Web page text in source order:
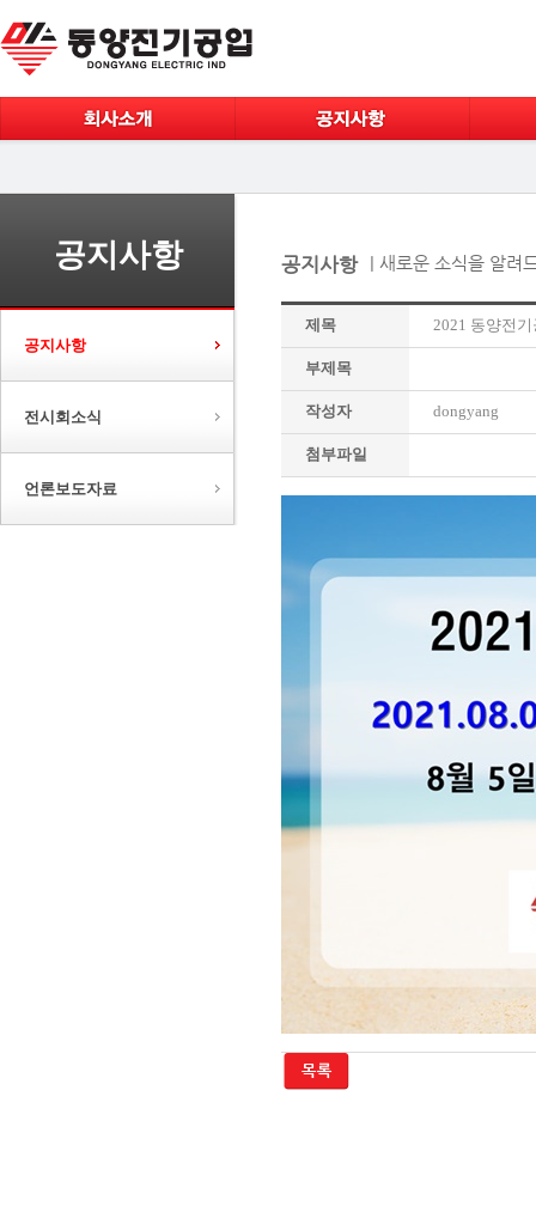
공지사항
공지사항
전시회소식
언론보도자료
공지사항 | 새로운 소식을 알려
제목 2021 동양전
부제목
작성자 dongyang
첨부파일